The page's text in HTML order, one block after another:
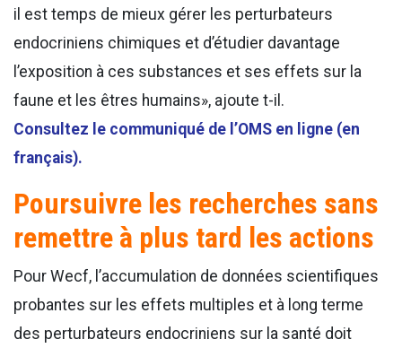
il est temps de mieux gérer les perturbateurs
endocriniens chimiques et d’étudier davantage
l’exposition à ces substances et ses effets sur la
faune et les êtres humains», ajoute t-il.
Consultez le communiqué de l’OMS en ligne (en
français).
Poursuivre les recherches sans
remettre à plus tard les actions
Pour Wecf, l’accumulation de données scientifiques
probantes sur les effets multiples et à long terme
des perturbateurs endocriniens sur la santé doit